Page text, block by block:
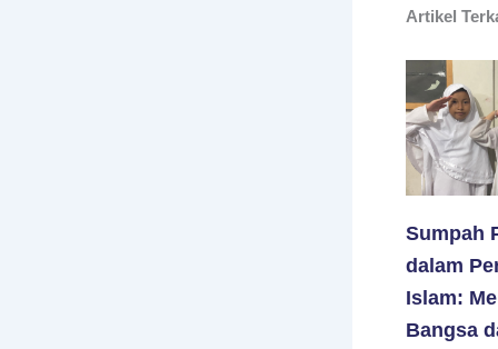
Artikel
Sumpah
dalam
Islam:
Bangsa